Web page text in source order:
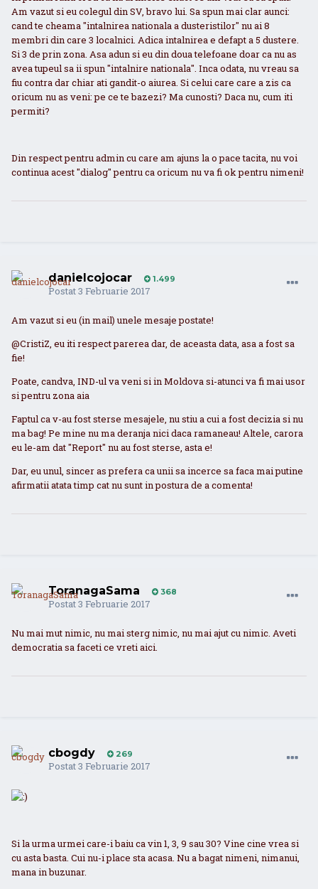
Am vazut si eu colegul din SV, bravo lui. Sa spun mai clar aunci:
cand te cheama "intalnirea nationala a dusteristilor" nu ai 8
membri din care 3 localnici. Adica intalnirea e defapt a 5 dustere.
Si 3 de prin zona. Asa adun si eu din doua telefoane doar ca nu as
avea tupeul sa ii spun "intalnire nationala". Inca odata, nu vreau sa
fiu contra dar chiar ati gandit-o aiurea. Si celui care care a zis ca
oricum nu as veni: pe ce te bazezi? Ma cunosti? Daca nu, cum iti
permiti?
Din respect pentru admin cu care am ajuns la o pace tacita, nu voi
continua acest "dialog" pentru ca oricum nu va fi ok pentru nimeni!
danielcojocar 1.499
Postat3 Februarie 2017
Am vazut si eu (in mail) unele mesaje postate!
@CristiZ, eu iti respect parerea dar, de aceasta data, asa a fost sa
fie!
Poate, candva, IND-ul va veni si in Moldova si-atunci va fi mai usor
si pentru zona aia
Faptul ca v-au fost sterse mesajele, nu stiu a cui a fost decizia si nu
ma bag! Pe mine nu ma deranja nici daca ramaneau! Altele, carora
eu le-am dat "Report" nu au fost sterse, asta e!
Dar, eu unul, sincer as prefera ca unii sa incerce sa faca mai putine
afirmatii atata timp cat nu sunt in postura de a comenta!
ToranagaSama 368
Postat3 Februarie 2017
Nu mai mut nimic, nu mai sterg nimic, nu mai ajut cu nimic. Aveti
democratia sa faceti ce vreti aici.
cbogdy 269
Postat3 Februarie 2017
Si la urma urmei care-i baiu ca vin 1, 3, 9 sau 30? Vine cine vrea si
cu asta basta. Cui nu-i place sta acasa. Nu a bagat nimeni, nimanui,
mana in buzunar.